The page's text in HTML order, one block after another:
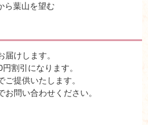
ら葉山を望む
けします。
割引になります。
提供いたします。
問い合わせください。